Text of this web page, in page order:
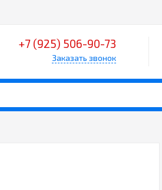
+7 (925) 506-90-73
Заказать звонок